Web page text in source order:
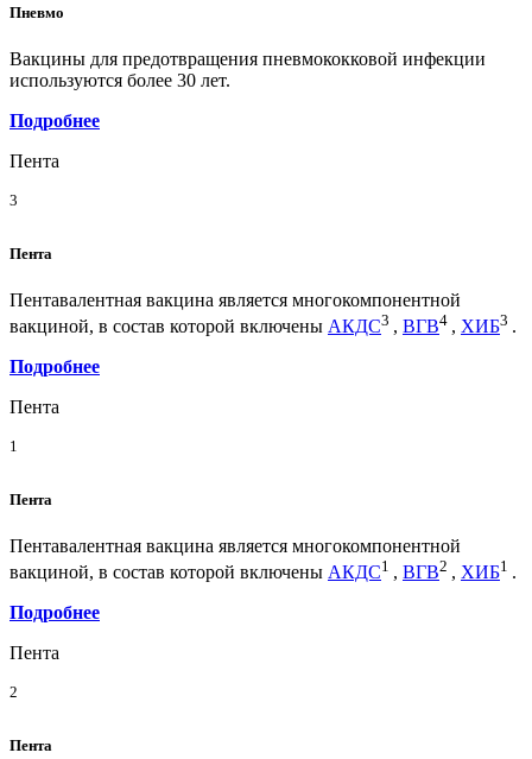
Пневмо
Вакцины для предотвращения пневмококковой инфекции
используются более 30 лет.
Подробнее
Пента
3
Пента
Пентавалентная вакцина является многокомпонентной
вакциной, в состав которой включены АКДС3 , ВГВ4 , ХИБ3 .
Подробнее
Пента
1
Пента
Пентавалентная вакцина является многокомпонентной
вакциной, в состав которой включены АКДС1 , ВГВ2 , ХИБ1 .
Подробнее
Пента
2
Пента